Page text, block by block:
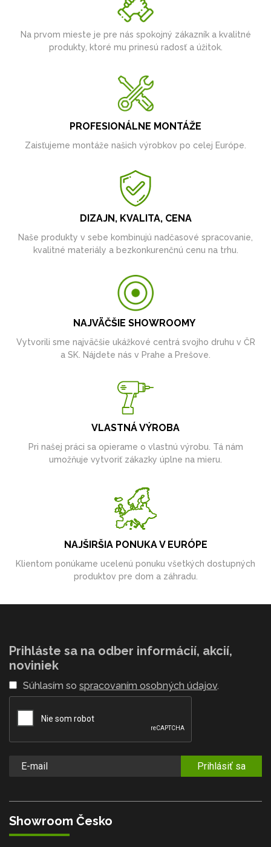
Na prvom mieste je pre nás spokojný zákazník a kvalitné
produkty, ktoré mu prinesú radosť a úžitok.
PROFESIONÁLNE MONTÁŽE
Zaisťujeme montáže našich výrobkov po celej Európe.
DIZAJN, KVALITA, CENA
Naše produkty v sebe kombinujú nadčasové spracovanie,
kvalitné materiály a bezkonkurenčnú cenu na trhu.
NAJVÄČŠIE SHOWROOMY
Vytvorili sme najväčšie ukážkové centrá svojho druhu v ČR
a SK. Nájdete nás v Prahe a Prešove.
VLASTNÁ VÝROBA
Pri našej práci sa opierame o vlastnú výrobu. Tá nám
umožňuje vytvoriť zákazky úplne na mieru.
NAJŠIRŠIA PONUKA V EURÓPE
Klientom ponúkame ucelenú ponuku všetkých dostupných
produktov pre dom a záhradu.
Prihláste sa na odber informácií, akcií,
noviniek
Súhlasím so spracovaním osobných údajov.
Prihlásiť sa
Showroom Česko